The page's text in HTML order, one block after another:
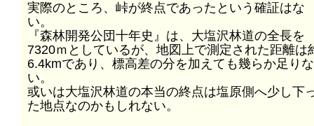
実際のところ、峠が終点であったという確証はな
い。
『森林開発公団十年史』は、大塩沢林道の全長を
7320ｍとしているが、地図上で測定された距離は
6.4kmであり、標高差の分を加えても幾らか足りな
い。
或いは大塩沢林道の本当の終点は塩原側へ少し下
た地点なのかもしれない。